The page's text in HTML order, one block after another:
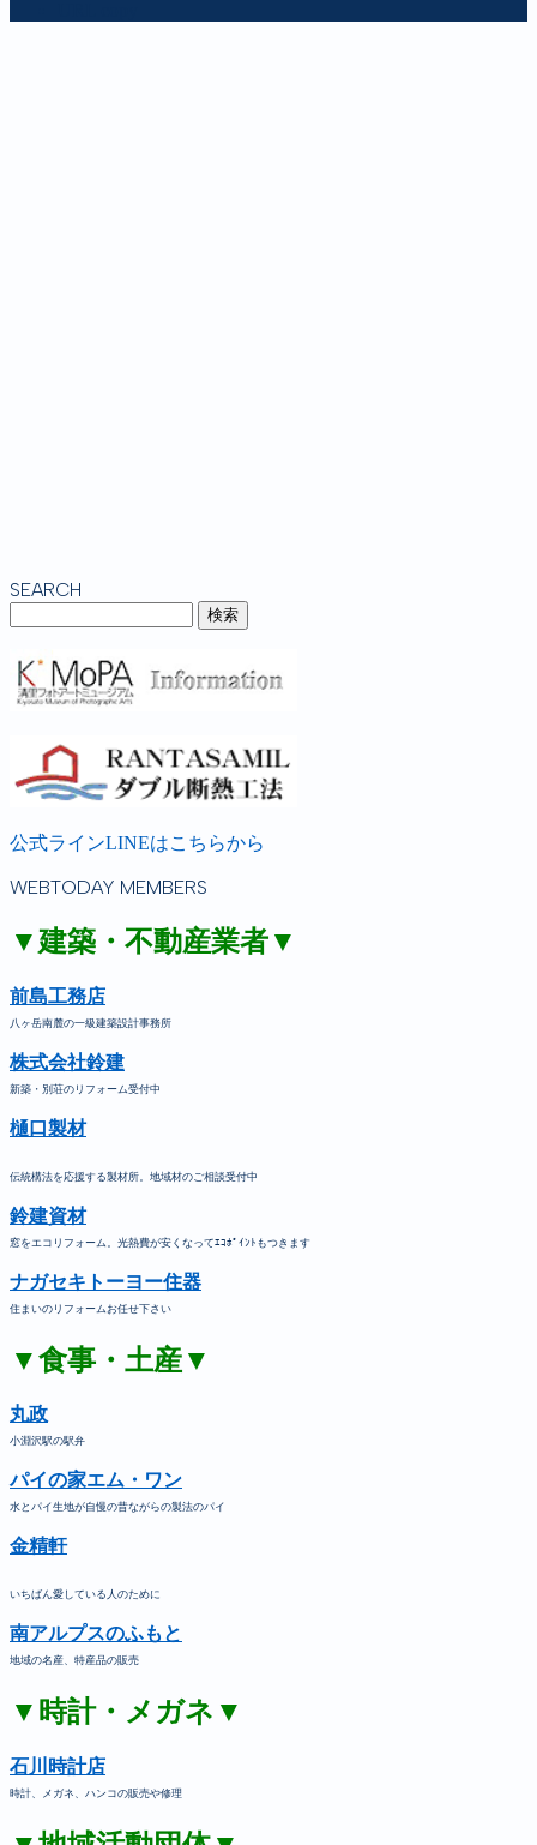
SEARCH
公式ラインLINEはこちらから
WEBTODAY MEMBERS
▼建築・不動産業者▼
前島工務店
八ヶ岳南麓の一級建築設計事務所
株式会社鈴建
新築・別荘のリフォーム受付中
樋口製材
伝統構法を応援する製材所。地域材のご相談受付中
鈴建資材
窓をエコリフォーム。光熱費が安くなってｴｺﾎﾟｲﾝﾄもつきます
ナガセキトーヨー住器
住まいのリフォームお任せ下さい
▼食事・土産▼
丸政
小淵沢駅の駅弁
パイの家エム・ワン
水とパイ生地が自慢の昔ながらの製法のパイ
金精軒
いちばん愛している人のために
南アルプスのふもと
地域の名産、特産品の販売
▼時計・メガネ▼
石川時計店
時計、メガネ、ハンコの販売や修理